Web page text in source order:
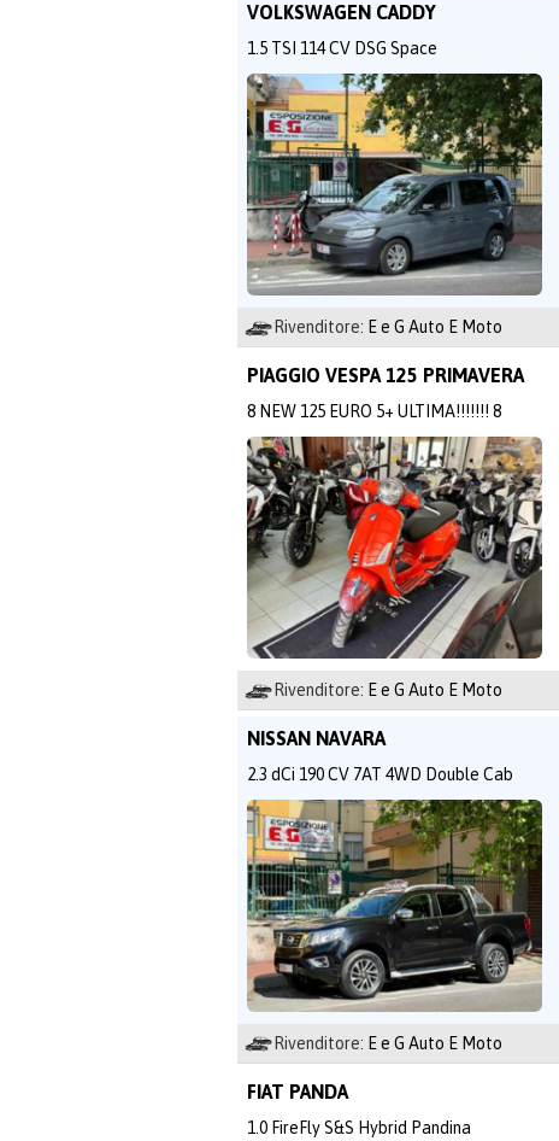
VOLKSWAGEN CADDY
1.5 TSI 114 CV DSG Space
Rivenditore: E e G Auto E Moto
PIAGGIO VESPA 125 PRIMAVERA
8 NEW 125 EURO 5+ ULTIMA!!!!!!! 8
Rivenditore: E e G Auto E Moto
NISSAN NAVARA
2.3 dCi 190 CV 7AT 4WD Double Cab
Rivenditore: E e G Auto E Moto
FIAT PANDA
1.0 FireFly S&S Hybrid Pandina